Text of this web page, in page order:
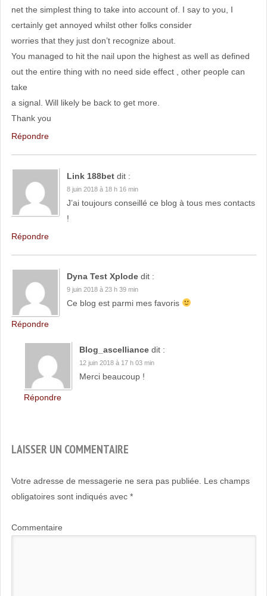
net the simplest thing to take into account of. I say to you, I
certainly get annoyed whilst other folks consider
worries that they just don’t recognize about.
You managed to hit the nail upon the highest as well as defined
out the entire thing with no need side effect , other people can
take
a signal. Will likely be back to get more.
Thank you
Répondre
Link 188bet dit :
8 juin 2018 à 18 h 16 min
J’ai toujours conseillé ce blog à tous mes contacts
!
Répondre
Dyna Test Xplode dit :
9 juin 2018 à 23 h 39 min
Ce blog est parmi mes favoris
Répondre
Blog_ascelliance dit :
12 juin 2018 à 17 h 03 min
Merci beaucoup !
Répondre
LAISSER UN COMMENTAIRE
Votre adresse de messagerie ne sera pas publiée.
Les champs
obligatoires sont indiqués avec *
Commentaire